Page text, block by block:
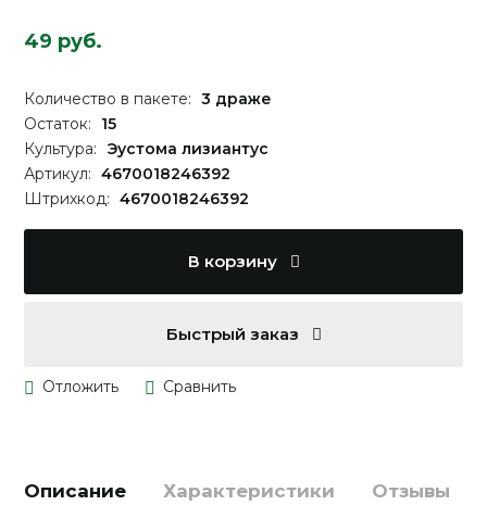
49 руб.
Количество в пакете: 3 драже
Остаток:
15
Культура:
Эустома лизиантус
Артикул: 4670018246392
Штрихкод: 4670018246392
В корзину
Быстрый заказ
Описание Характеристики Отзывы